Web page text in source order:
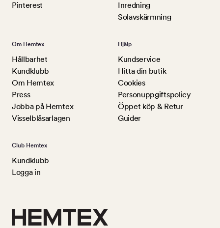
Pinterest
Inredning
Solavskärmning
Om Hemtex
Hållbarhet
Kundklubb
Om Hemtex
Press
Jobba på Hemtex
Visselblåsarlagen
Hjälp
Kundservice
Hitta din butik
Cookies
Personuppgiftspolicy
Öppet köp & Retur
Guider
Club Hemtex
Kundklubb
Logga in